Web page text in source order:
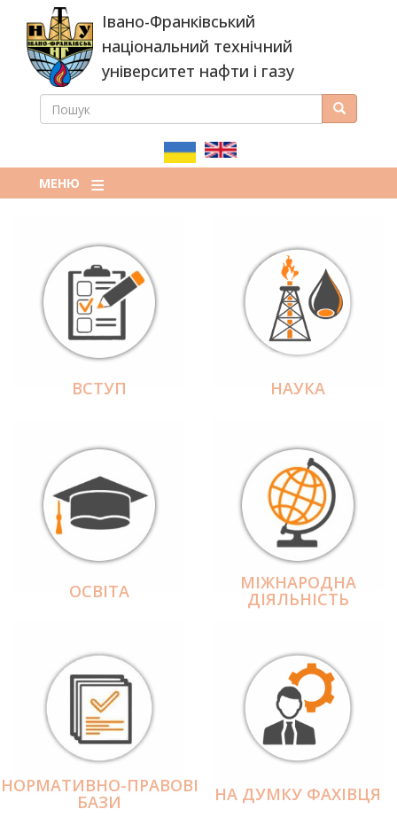
основного
вмісту
Івано-Франківський
національний технічний
університет нафти і газу
ПОШУКОВА
ПОШУК Пошук
МЕНЮ
ВСТУП НАУКА
ОСВІТА МІЖНАРОДНА
ДІЯЛЬНІCТЬ
НОРМАТИВНО-ПРАВОВІ
БАЗИ НА ДУМКУ ФАХІВЦЯ